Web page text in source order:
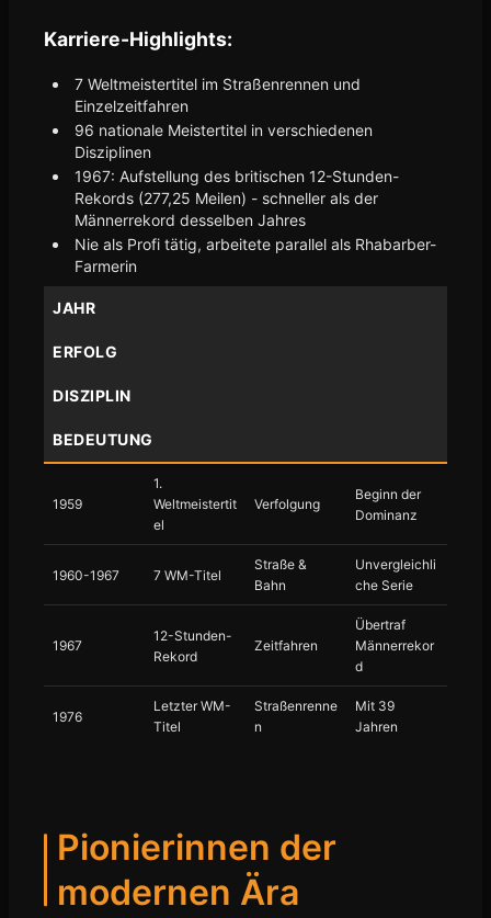
Karriere-Highlights:
7 Weltmeistertitel im Straßenrennen und
Einzelzeitfahren
96 nationale Meistertitel in verschiedenen
Disziplinen
1967: Aufstellung des britischen 12-Stunden-
Rekords (277,25 Meilen) - schneller als der
Männerrekord desselben Jahres
Nie als Profi tätig, arbeitete parallel als Rhabarber-
Farmerin
JAHR
ERFOLG
DISZIPLIN
BEDEUTUNG
1959
1.
Weltmeistertit
el
Verfolgung
Beginn der
Dominanz
1960-1967 7 WM-Titel
Straße &
Bahn
Unvergleichli
che Serie
1967
12-Stunden-
Rekord
Zeitfahren
Übertraf
Männerrekor
d
1976
Letzter WM-
Titel
Straßenrenne
n
Mit 39
Jahren
Pionierinnen der
modernen Ära